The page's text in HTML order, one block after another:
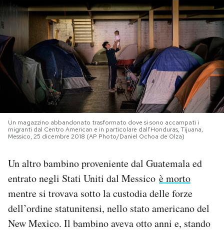
PODCAST
NEWSLETTER
I MIEI PREFERITI
SHOP
AREA PERSONALE
Area Personale
Newsletter
Un magazzino abbandonato trasformato dove si sono accampati i
migranti dal Centro American e in particolare dall'Honduras, Tijuana,
Messico, 25 dicembre 2018 (AP Photo/Daniel Ochoa de Olza)
Un altro bambino proveniente dal Guatemala ed
entrato negli Stati Uniti dal Messico è morto
mentre si trovava sotto la custodia delle forze
dell’ordine statunitensi, nello stato americano del
New Mexico. Il bambino aveva otto anni e, stando